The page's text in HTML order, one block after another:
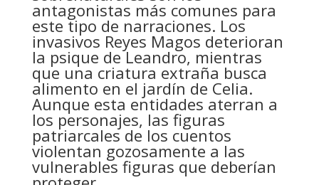
antagonistas más comunes para
este tipo de narraciones. Los
invasivos Reyes Magos deterioran
la psique de Leandro, mientras
que una criatura extraña busca
alimento en el jardín de Celia.
Aunque esta entidades aterran a
los personajes, las figuras
patriarcales de los cuentos
violentan gozosamente a las
vulnerables figuras que deberían